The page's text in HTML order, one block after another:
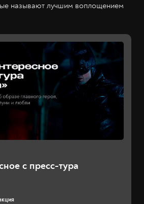
называют лучшим воплощением
с пресс-тура